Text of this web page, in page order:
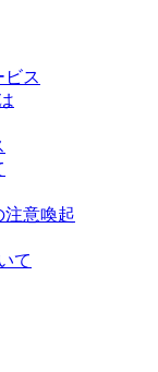
ビス
注意喚起
て